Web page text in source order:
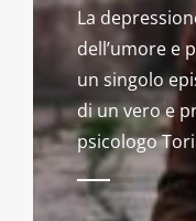
La
dell’umore e
un singolo
di un vero e
psicologo